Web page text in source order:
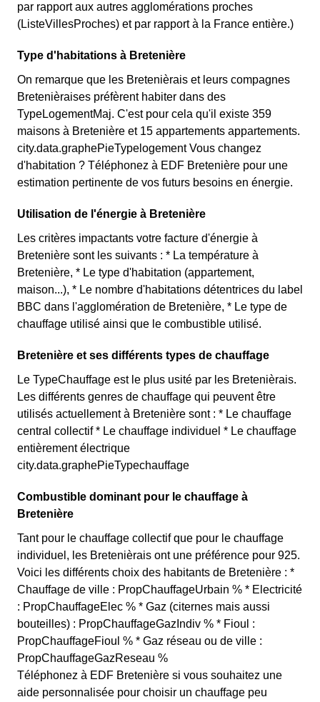
par rapport aux autres agglomérations proches
(ListeVillesProches) et par rapport à la France entière.)
Type d'habitations à Bretenière
On remarque que les Bretenièrais et leurs compagnes
Bretenièraises préfèrent habiter dans des
TypeLogementMaj. C'est pour cela qu'il existe 359
maisons à Bretenière et 15 appartements appartements.
city.data.graphePieTypelogement Vous changez
d'habitation ? Téléphonez à EDF Bretenière pour une
estimation pertinente de vos futurs besoins en énergie.
Utilisation de l'énergie à Bretenière
Les critères impactants votre facture d'énergie à
Bretenière sont les suivants : * La température à
Bretenière, * Le type d'habitation (appartement,
maison...), * Le nombre d'habitations détentrices du label
BBC dans l'agglomération de Bretenière, * Le type de
chauffage utilisé ainsi que le combustible utilisé.
Bretenière et ses différents types de chauffage
Le TypeChauffage est le plus usité par les Bretenièrais.
Les différents genres de chauffage qui peuvent être
utilisés actuellement à Bretenière sont : * Le chauffage
central collectif * Le chauffage individuel * Le chauffage
entièrement électrique
city.data.graphePieTypechauffage
Combustible dominant pour le chauffage à
Bretenière
Tant pour le chauffage collectif que pour le chauffage
individuel, les Bretenièrais ont une préférence pour 925.
Voici les différents choix des habitants de Bretenière : *
Chauffage de ville : PropChauffageUrbain % * Electricité
: PropChauffageElec % * Gaz (citernes mais aussi
bouteilles) : PropChauffageGazIndiv % * Fioul :
PropChauffageFioul % * Gaz réseau ou de ville :
PropChauffageGazReseau %
Téléphonez à EDF Bretenière si vous souhaitez une
aide personnalisée pour choisir un chauffage peu